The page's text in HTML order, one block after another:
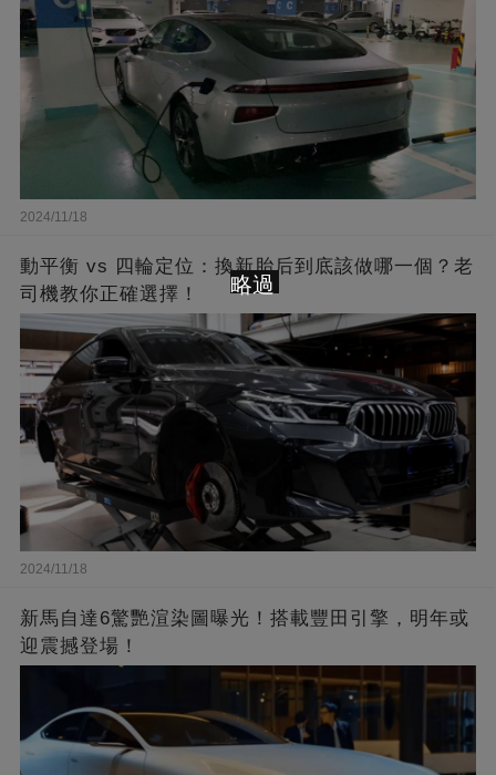
2024/11/18
動平衡 vs 四輪定位：換新胎后到底該做哪一個？老
司機教你正確選擇！
2024/11/18
新馬自達6驚艷渲染圖曝光！搭載豐田引擎，明年或
迎震撼登場！
略過